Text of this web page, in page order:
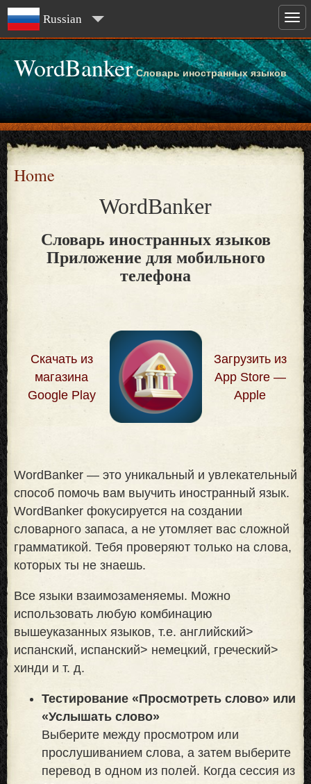
Russian
WordBanker Словарь иностранных языков
Home
WordBanker
Словарь иностранных языков
Приложение для мобильного
телефона
Скачать из
магазина
Google Play
Загрузить из
App Store —
Apple
WordBanker — это уникальный и увлекательный
способ помочь вам выучить иностранный язык.
WordBanker фокусируется на создании
словарного запаса, а не утомляет вас сложной
грамматикой. Тебя проверяют только на слова,
которых ты не знаешь.
Все языки взаимозаменяемы. Можно
использовать любую комбинацию
вышеуказанных языков, т.е. английский>
испанский, испанский> немецкий, греческий>
хинди и т. д.
Тестирование «Просмотреть слово» или
«Услышать слово»
Выберите между просмотром или
прослушиванием слова, а затем выберите
перевод в одном из полей. Когда сессия из